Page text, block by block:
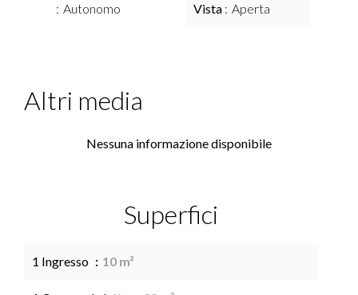
Autonomo
Vista Aperta
Altri media
Nessuna informazione disponibile
Superfici
1 Ingresso 10 m²